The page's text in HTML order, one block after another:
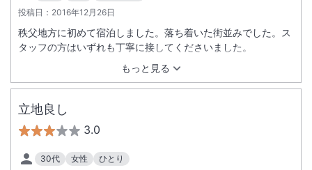
投稿日： 2016年12月26日
もっと見る
秩父地方に初めて宿泊しました。落ち着いた街並みでした。ス
タッフの方はいずれも丁寧に接してくださいました。
立地良し
3.0
30代 女性 ひとり